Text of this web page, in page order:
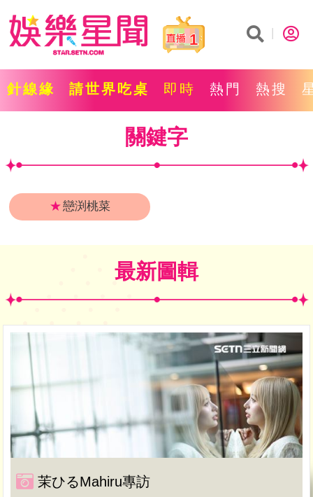
1
針線緣 請世界吃桌 即時 熱門 熱搜
關鍵字
★戀渕桃菜
最新圖輯
茉ひるMahiru專訪